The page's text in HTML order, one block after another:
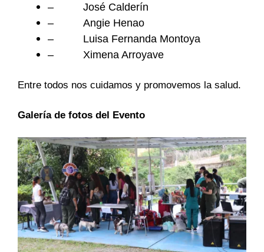
– José Calderín
– Angie Henao
– Luisa Fernanda Montoya
– Ximena Arroyave
Entre todos nos cuidamos y promovemos la salud.
Galería de fotos del Evento